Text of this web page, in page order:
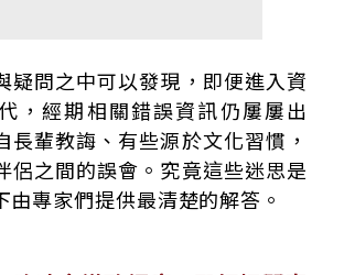
疑問之中可以發現，即便進入資
，經期相關錯誤資訊仍屢屢出
長輩教誨、有些源於文化習慣，
侶之間的誤會。究竟這些迷思是
由專家們提供最清楚的解答。